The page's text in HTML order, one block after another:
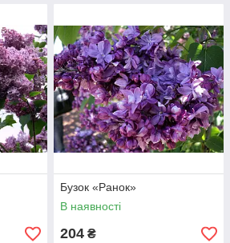
Бузок «Ранок»
В наявності
204 ₴